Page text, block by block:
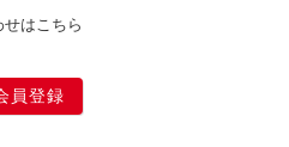
はこちら
員登録